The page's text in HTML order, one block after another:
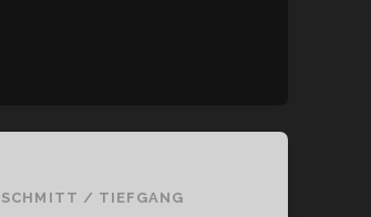
/ TIEFGANG